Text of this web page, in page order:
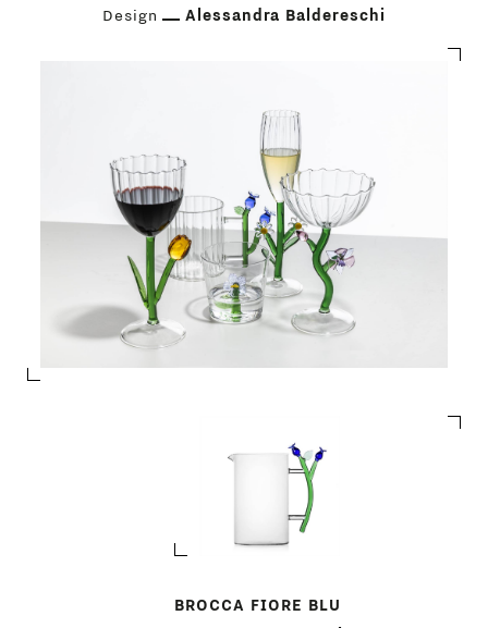
Design Alessandra Baldereschi
BROCCA FIORE BLU